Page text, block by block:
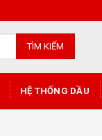
TÌM KIẾM
HỆ THỐNG DẦU